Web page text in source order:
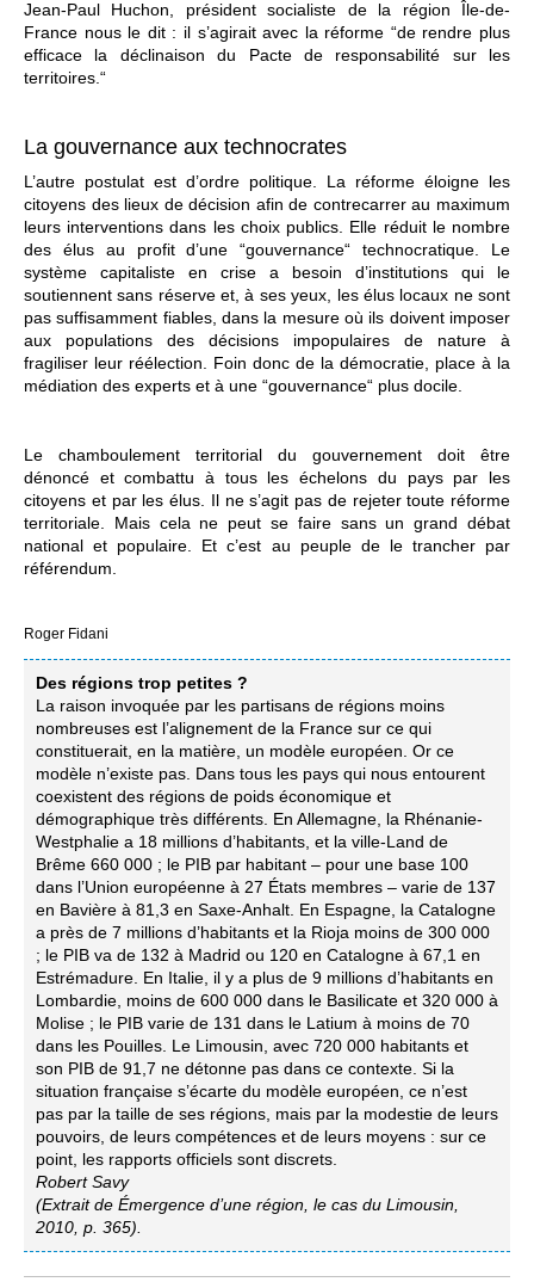
Jean-Paul Huchon, président socialiste de la région Île-de-
France nous le dit : il s’agirait avec la réforme “de rendre plus
efficace la déclinaison du Pacte de responsabilité sur les
territoires.“
La gouvernance aux technocrates
L’autre postulat est d’ordre politique. La réforme éloigne les
citoyens des lieux de décision afin de contrecarrer au maximum
leurs interventions dans les choix publics. Elle réduit le nombre
des élus au profit d’une “gouvernance“ technocratique. Le
système capitaliste en crise a besoin d’institutions qui le
soutiennent sans réserve et, à ses yeux, les élus locaux ne sont
pas suffisamment fiables, dans la mesure où ils doivent imposer
aux populations des décisions impopulaires de nature à
fragiliser leur réélection. Foin donc de la démocratie, place à la
médiation des experts et à une “gouvernance“ plus docile.
Le chamboulement territorial du gouvernement doit être
dénoncé et combattu à tous les échelons du pays par les
citoyens et par les élus. Il ne s’agit pas de rejeter toute réforme
territoriale. Mais cela ne peut se faire sans un grand débat
national et populaire. Et c’est au peuple de le trancher par
référendum.
Roger Fidani
Des régions trop petites ?
La raison invoquée par les partisans de régions moins
nombreuses est l’alignement de la France sur ce qui
constituerait, en la matière, un modèle européen. Or ce
modèle n’existe pas. Dans tous les pays qui nous entourent
coexistent des régions de poids économique et
démographique très différents. En Allemagne, la Rhénanie-
Westphalie a 18 millions d’habitants, et la ville-Land de
Brême 660 000 ; le PIB par habitant – pour une base 100
dans l’Union européenne à 27 États membres – varie de 137
en Bavière à 81,3 en Saxe-Anhalt. En Espagne, la Catalogne
a près de 7 millions d’habitants et la Rioja moins de 300 000
; le PIB va de 132 à Madrid ou 120 en Catalogne à 67,1 en
Estrémadure. En Italie, il y a plus de 9 millions d’habitants en
Lombardie, moins de 600 000 dans le Basilicate et 320 000 à
Molise ; le PIB varie de 131 dans le Latium à moins de 70
dans les Pouilles. Le Limousin, avec 720 000 habitants et
son PIB de 91,7 ne détonne pas dans ce contexte. Si la
situation française s’écarte du modèle européen, ce n’est
pas par la taille de ses régions, mais par la modestie de leurs
pouvoirs, de leurs compétences et de leurs moyens : sur ce
point, les rapports officiels sont discrets.
Robert Savy
(Extrait de Émergence d’une région, le cas du Limousin,
2010, p. 365).